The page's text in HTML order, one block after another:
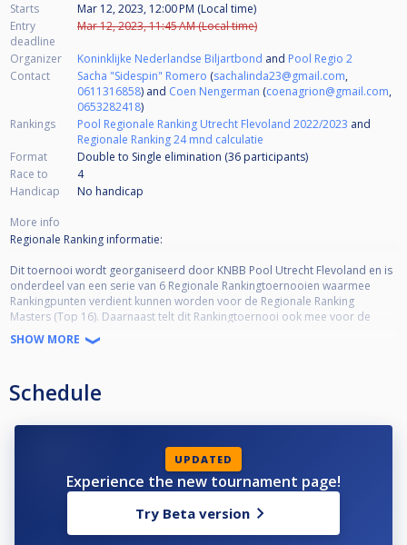
Starts
Mar 12, 2023, 12:00 PM (Local time)
Entry
deadline
Mar 12, 2023, 11:45 AM (Local time)
Organizer Koninklijke Nederlandse Biljartbond and Pool Regio 2
Contact
Sacha "Sidespin" Romero (sachalinda23@gmail.com,
0611316858) and Coen Nengerman (coenagrion@gmail.com,
0653282418)
Rankings
Pool Regionale Ranking Utrecht Flevoland 2022/2023 and
Regionale Ranking 24 mnd calculatie
Format
Double to Single elimination (36 participants)
Race to
4
Handicap
No handicap
More info
Regionale Ranking informatie:
Dit toernooi wordt georganiseerd door KNBB Pool Utrecht Flevoland en is
onderdeel van een serie van 6 Regionale Rankingtoernooien waarmee
Rankingpunten verdient kunnen worden voor de Regionale Ranking
Masters (Top 16). Daarnaast telt dit Rankingtoernooi ook mee voor de
Pool Ranking Nederland.
•KNBB lidmaatschap verplicht
•Open voor alle niveaus
•Kwalificatie Masters (Top 16) 50% deelname = minimaal 3 deelnames
*De wedstrijden in de Single-KO schema worden volgens de standaarden
racelengtes en SKO-fase variëren.
SHOW MORE
Schedule
UPDATED
Experience the new tournament page!
Try Beta version